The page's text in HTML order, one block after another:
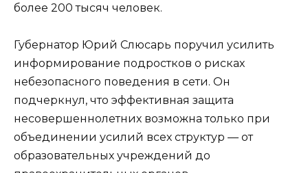
более 200 тысяч человек.
Губернатор Юрий Слюсарь поручил усилить
информирование подростков о рисках
небезопасного поведения в сети. Он
подчеркнул, что эффективная защита
несовершеннолетних возможна только при
объединении усилий всех структур — от
образовательных учреждений до